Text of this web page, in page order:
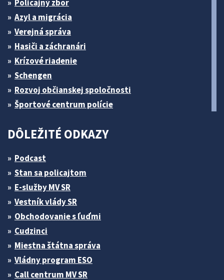
Policajný zbor
Azyl a migrácia
Verejná správa
Hasiči a záchranári
Krízové riadenie
Schengen
Rozvoj občianskej spoločnosti
Športové centrum polície
DÔLEŽITÉ ODKAZY
Podcast
Stan sa policajtom
E-služby MV SR
Vestník vlády SR
Obchodovanie s ľuďmi
Cudzinci
Miestna štátna správa
Vládny program ESO
Call centrum MV SR